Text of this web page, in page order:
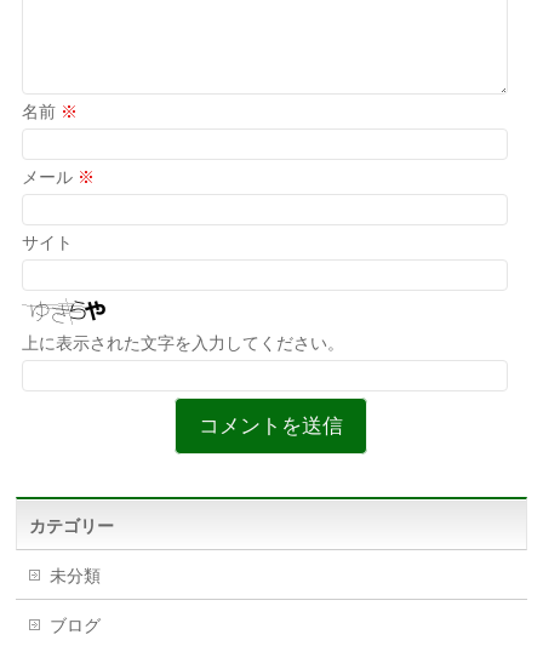
名前 ※
メール ※
サイト
上に表示された文字を入力してください。
カテゴリー
未分類
ブログ